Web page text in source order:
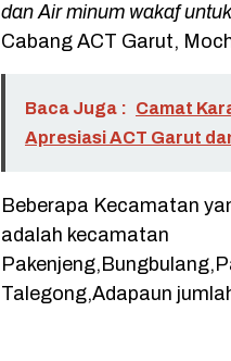
dan Air minum wakaf
Cabang ACT Garut,
Baca Juga : Camat
Apresiasi ACT Garut
Beberapa Kecamatan
adalah kecamatan
Talegong,Adapaun